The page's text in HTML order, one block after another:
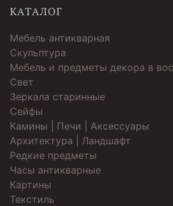
КАТАЛОГ
Мебель антикварная
Скульптура
Мебель и предметы декора в
Свет
Зеркала старинные
Cейфы
Камины | Печи | Аксессуары
Архитектура | Ландшафт
Редкие предметы
Часы антикварные
Картины
Текстиль